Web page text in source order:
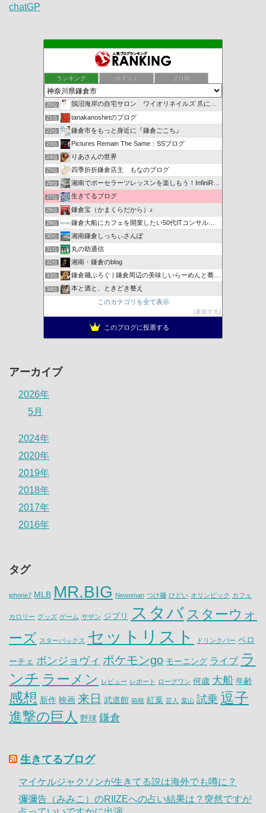
chatGP
ランキング ポイント ブロ画
20位 鵠沼海岸の自宅サロン ワイオリネイルズ 爪に優しいジェルネ…
21位 tanakanoshirtのブログ
22位 鎌倉市をもっと身近に『鎌倉ごこち』
23位 Pictures Remain The Same：SSブログ
24位 りあさんの世界
25位 四季折折鎌倉店主 もなのブログ
26位 湘南でポーセラーツレッスンを楽しもう！InfiniRose
27位 生きてるブログ
28位 鎌倉宝（かまくらだから）♪
29位 鎌倉大船にカフェを開業したい50代ITコンサルのブログ
30位 湘南鎌倉しっちぃさんぽ
31位 丸の助通信
32位 湘南・鎌倉のblog
33位 鎌倉麺ぶろぐ | 鎌倉周辺の美味しいらーめんと蕎麦を紹介
34位
本と酒と、ときどき整え
このカテゴリを全て表示
参加する
このブログに投票する
アーカイブ
2026年
5月
2024年
2020年
2019年
2018年
2017年
2016年
タグ
iphone7 MLB MR.BIG Newoman つけ麺 ひどい オリンピック カフェ
カロリー グッズ ゲーム サザン ジブリ スタバ スターウォ
ーズ スターバックス セットリスト ドリンクバー ベロ
ーチェ ボンジョヴィ ポケモンgo モーニング ライブ ラ
ンチ ラーメン レビュー レポート ローグワン 何歳 大船 年齢
感想 新作 映画 来日 武道館 箱根 紅葉 芸人 葉山 試乗 逗子
進撃の巨人 野球 鎌倉
生きてるブログ
マイケルジャクソンが生きてる説は海外でも噂に？
彌彌告（みみこ）のRIIZEへの占い結果は？突然ですが